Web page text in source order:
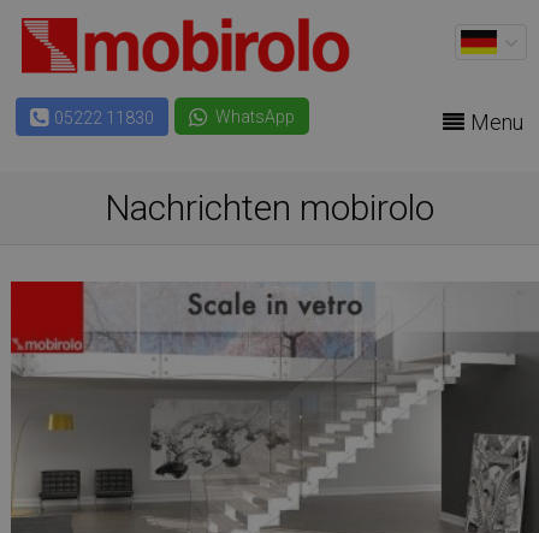
05222 11830 WhatsApp Menu
Nachrichten mobirolo